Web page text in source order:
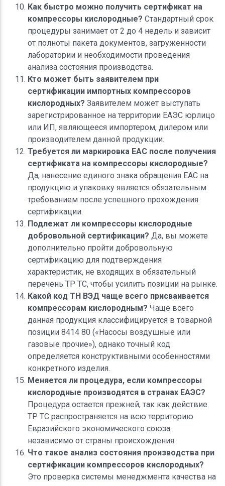
Как быстро можно получить сертификат на
компрессоры кислородные? Стандартный срок
процедуры занимает от 2 до 4 недель и зависит
от полноты пакета документов, загруженности
лаборатории и необходимости проведения
анализа состояния производства.
Кто может быть заявителем при
сертификации импортных компрессоров
кислородных? Заявителем может выступать
зарегистрированное на территории ЕАЭС юрлицо
или ИП, являющееся импортером, дилером или
производителем данной продукции.
Требуется ли маркировка EAC после получения
сертификата на компрессоры кислородные?
Да, нанесение единого знака обращения EAC на
продукцию и упаковку является обязательным
требованием после успешного прохождения
сертификации.
Подлежат ли компрессоры кислородные
добровольной сертификации? Да, вы можете
дополнительно пройти добровольную
сертификацию для подтверждения
характеристик, не входящих в обязательный
перечень ТР ТС, чтобы усилить позиции на рынке.
Какой код ТН ВЭД чаще всего присваивается
компрессорам кислородным? Чаще всего
данная продукция классифицируется в товарной
позиции 8414 80 («Насосы воздушные или
газовые прочие»), однако точный код
определяется конструктивными особенностями
конкретного изделия.
Меняется ли процедура, если компрессоры
кислородные производятся в странах ЕАЭС?
Процедура остается прежней, так как действие
ТР ТС распространяется на всю территорию
Евразийского экономического союза
независимо от страны происхождения.
Что такое анализ состояния производства при
сертификации компрессоров кислородных?
Это проверка системы менеджмента качества на